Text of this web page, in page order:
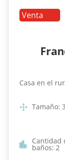
Venta
Casa en el
Tamaño:
Cantidad
baños: 2